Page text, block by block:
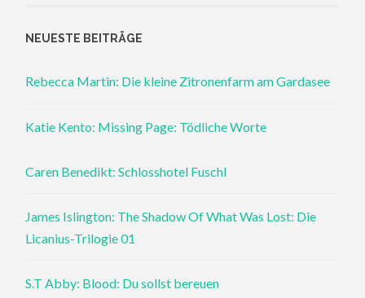
NEUESTE BEITRÄGE
Rebecca Martin: Die kleine Zitronenfarm am Gardasee
Katie Kento: Missing Page: Tödliche Worte
Caren Benedikt: Schlosshotel Fuschl
James Islington: The Shadow Of What Was Lost: Die
Licanius-Trilogie 01
S.T Abby: Blood: Du sollst bereuen